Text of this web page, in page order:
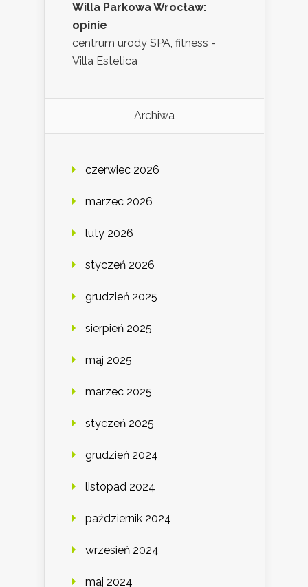
Willa Parkowa Wrocław:
opinie
centrum urody SPA, fitness -
Villa Estetica
Archiwa
czerwiec 2026
marzec 2026
luty 2026
styczeń 2026
grudzień 2025
sierpień 2025
maj 2025
marzec 2025
styczeń 2025
grudzień 2024
listopad 2024
październik 2024
wrzesień 2024
maj 2024